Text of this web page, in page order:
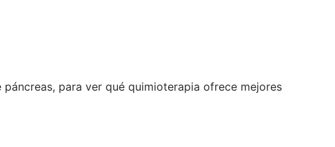
para ver qué quimioterapia ofrece mejores